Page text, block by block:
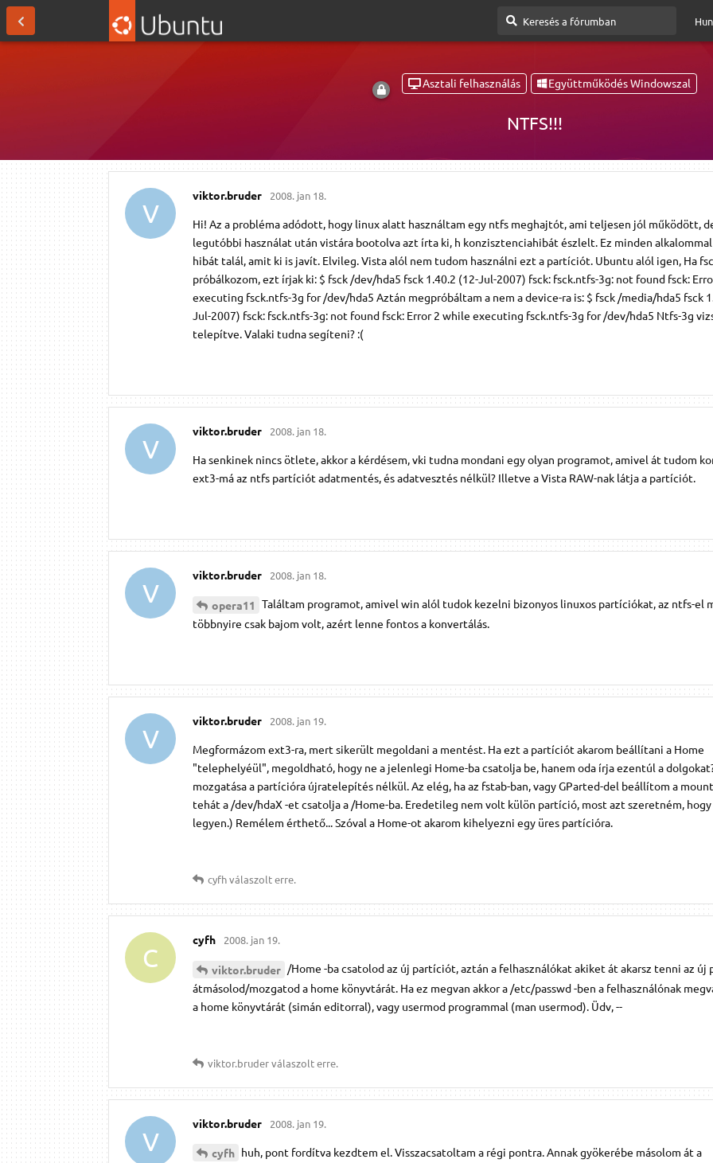
Asztali felhasználás Együttműködés Windowszal
NTFS!!!
V
viktor.​bruder 2008. jan 18.
Hi! Az a probléma adódott, hogy linux alatt használtam egy ntfs meghajtót, ami teljesen jól működött,
legutóbbi használat után vistára bootolva azt írta ki, h konzisztenciahibát észlelt. Ez minden
hibát talál, amit ki is javít. Elvileg. Vista alól nem tudom használni ezt a partíciót. Ubuntu alól igen, Ha
próbálkozom, ezt írjak ki: $ fsck /dev/hda5 fsck 1.40.2 (12-Jul-2007) fsck: fsck.ntfs-3g: not found fsck:
executing fsck.ntfs-3g for /dev/hda5 Aztán megpróbáltam a nem a device-ra is: $ fsck /media/hda5 fsck
Jul-2007) fsck: fsck.ntfs-3g: not found fsck: Error 2 while executing fsck.ntfs-3g for /dev/hda5 Ntfs-3g
telepítve. Valaki tudna segíteni? :(
V
viktor.​bruder 2008. jan 18.
Ha senkinek nincs ötlete, akkor a kérdésem, vki tudna mondani egy olyan programot, amivel át tudom
ext3-má az ntfs partíciót adatmentés, és adatvesztés nélkül? Illetve a Vista RAW-nak látja a partíciót.
V
viktor.​bruder 2008. jan 18.
opera11 Találtam programot, amivel win alól tudok kezelni bizonyos linuxos partíciókat, az ntfs-el
többnyire csak bajom volt, azért lenne fontos a konvertálás.
V
viktor.​bruder 2008. jan 19.
Megformázom ext3-ra, mert sikerült megoldani a mentést. Ha ezt a partíciót akarom beállítani a Home
"telephelyéül", megoldható, hogy ne a jelenlegi Home-ba csatolja be, hanem oda írja ezentúl a
mozgatása a partícióra újratelepítés nélkül. Az elég, ha az fstab-ban, vagy GParted-del beállítom a
tehát a /dev/hdaX -et csatolja a /Home-ba. Eredetileg nem volt külön partíció, most azt szeretném, hogy
legyen.) Remélem érthető... Szóval a Home-ot akarom kihelyezni egy üres partícióra.
cyfhválaszolt erre.
C
cyfh 2008. jan 19.
viktor.​bruder /Home -ba csatolod az új partíciót, aztán a felhasználókat akiket át akarsz tenni az új
átmásolod/mozgatod a home könyvtárát. Ha ez megvan akkor a /etc/passwd -ben a felhasználónak
a home könyvtárát (simán editorral), vagy usermod programmal (man usermod). Üdv, --
viktor.​bruderválaszolt erre.
V
viktor.​bruder 2008. jan 19.
cyfh huh, pont fordítva kezdtem el. Visszacsatoltam a régi pontra. Annak gyökerébe másolom át a